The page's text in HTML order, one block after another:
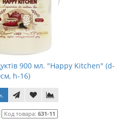
900 мл. "Happy Kitchen" (d-
h-16)
Код товара: 631-11